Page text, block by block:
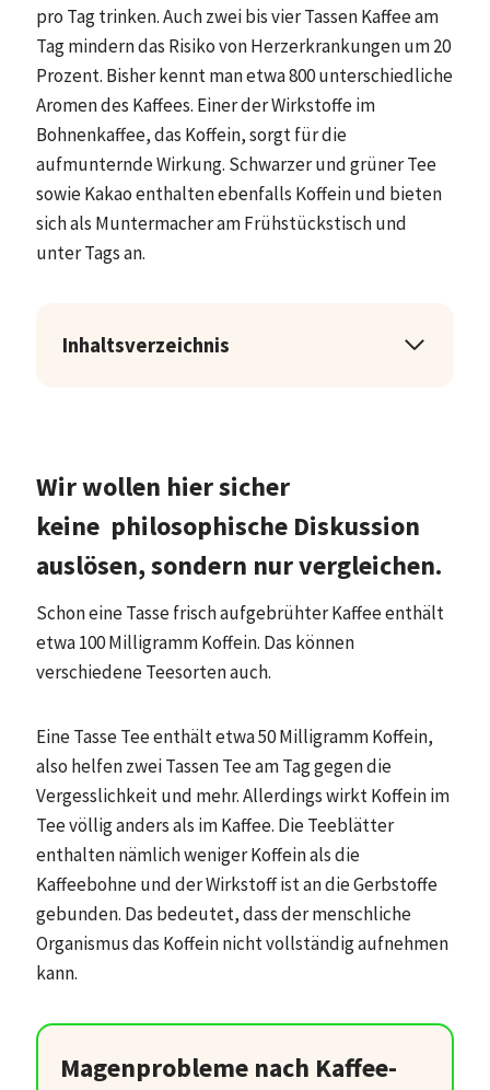
pro Tag trinken. Auch zwei bis vier Tassen Kaffee am
Tag mindern das Risiko von Herzerkrankungen um 20
Prozent. Bisher kennt man etwa 800 unterschiedliche
Aromen des Kaffees. Einer der Wirkstoffe im
Bohnenkaffee, das Koffein, sorgt für die
aufmunternde Wirkung. Schwarzer und grüner Tee
sowie Kakao enthalten ebenfalls Koffein und bieten
sich als Muntermacher am Frühstückstisch und
unter Tags an.
Inhaltsverzeichnis
Wir wollen hier sicher
keine philosophische Diskussion
auslösen, sondern nur vergleichen.
Schon eine Tasse frisch aufgebrühter Kaffee enthält
etwa 100 Milligramm Koffein. Das können
verschiedene Teesorten auch.
Eine Tasse Tee enthält etwa 50 Milligramm Koffein,
also helfen zwei Tassen Tee am Tag gegen die
Vergesslichkeit und mehr. Allerdings wirkt Koffein im
Tee völlig anders als im Kaffee. Die Teeblätter
enthalten nämlich weniger Koffein als die
Kaffeebohne und der Wirkstoff ist an die Gerbstoffe
gebunden. Das bedeutet, dass der menschliche
Organismus das Koffein nicht vollständig aufnehmen
kann.
Magenprobleme nach Kaffee-